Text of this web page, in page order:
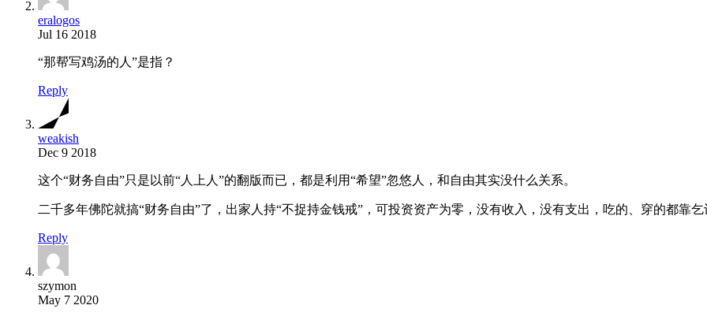
eralogos
Jul 16 2018
“那帮写鸡汤的人”是指？
Reply
weakish
Dec 9 2018
这个“财务自由”只是以前“人上人”的翻版而已，都是利用“希望”忽悠人，和自由其实没什么关系。
二千多年佛陀就搞“财务自由”了，出家人持“不捉持金钱戒”，可投资资产为零，没有收入，没有支出，吃的、穿的都靠
Reply
szymon
May 7 2020